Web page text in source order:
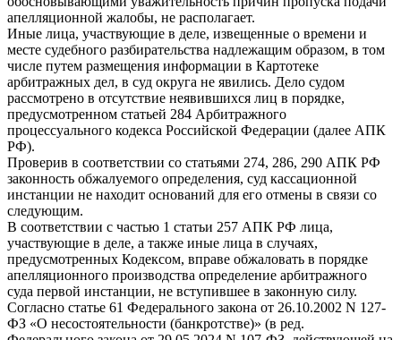
апелляционной жалобы, не располагает.
Иные лица, участвующие в деле, извещенные о времени и
месте судебного разбирательства надлежащим образом, в том
числе путем размещения информации в Картотеке
арбитражных дел, в суд округа не явились. Дело судом
рассмотрено в отсутствие неявившихся лиц в порядке,
предусмотренном статьей 284 Арбитражного
процессуального кодекса Российской Федерации (далее АПК
РФ).
Проверив в соответствии со статьями 274, 286, 290 АПК РФ
законность обжалуемого определения, суд кассационной
инстанции не находит оснований для его отмены в связи со
следующим.
В соответствии с частью 1 статьи 257 АПК РФ лица,
участвующие в деле, а также иные лица в случаях,
предусмотренных Кодексом, вправе обжаловать в порядке
апелляционного производства определение арбитражного
суда первой инстанции, не вступившее в законную силу.
Согласно статье 61 Федерального закона от 26.10.2002 N 127-
ФЗ «О несостоятельности (банкротстве)» (в ред.